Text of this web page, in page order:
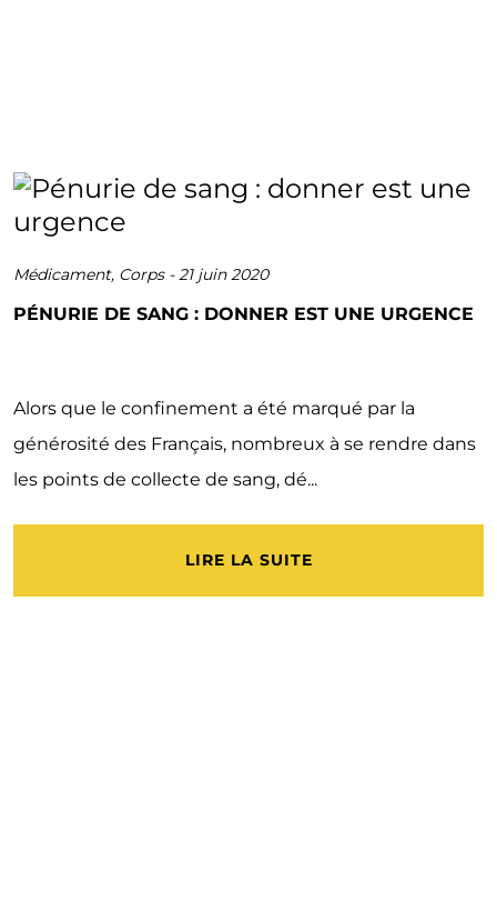
Médicament, Corps-21 juin 2020
PÉNURIE DE SANG : DONNER EST UNE URGENCE
Alors que le confinement a été marqué par la
générosité des Français, nombreux à se rendre dans
les points de collecte de sang, dé...
LIRE LA SUITE